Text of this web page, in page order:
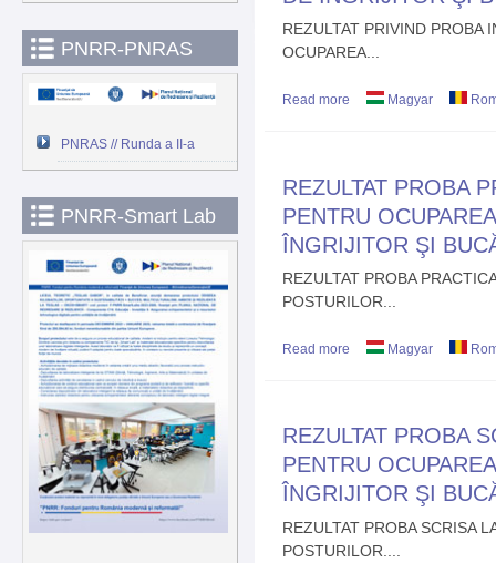
PNRR-PNRAS
PNRAS // Runda a II-a
PNRR-Smart Lab
REZULTAT PRIVIND PROBA
OCUPAREA...
Read more about REZULTAT
Magyar
REZULTAT PROBA
PENTRU
ÎNGRIJITOR ŞI
REZULTAT PROBA
POSTURILOR...
Read more about REZULTAT
Magyar
REZULTAT PROBA
PENTRU
ÎNGRIJITOR ŞI
REZULTAT PROBA SCRISA
POSTURILOR....